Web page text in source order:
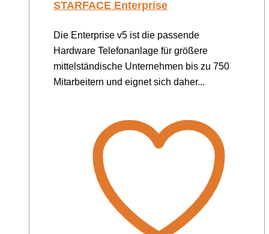
STARFACE Enterprise
Die Enterprise v5 ist die passende
Hardware Telefonanlage für größere
mittelständische Unternehmen bis zu 750
Mitarbeitern und eignet sich daher...